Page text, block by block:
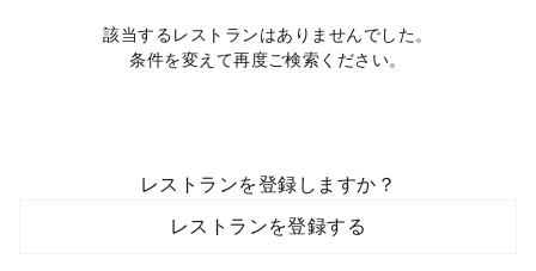
該当するレストランはありませんでした。
条件を変えて再度ご検索ください。
レストランを登録しますか？
レストランを登録する